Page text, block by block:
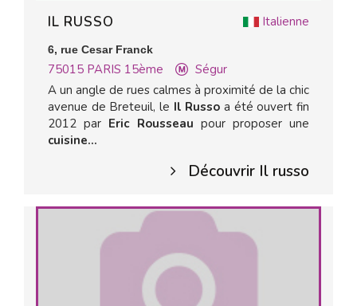
Italienne
IL RUSSO
6, rue Cesar Franck
75015 PARIS 15ème
Ségur
A un angle de rues calmes à proximité de la chic
avenue de Breteuil, le Il Russo a été ouvert fin
2012 par Eric Rousseau pour proposer une
cuisine...
Découvrir Il russo